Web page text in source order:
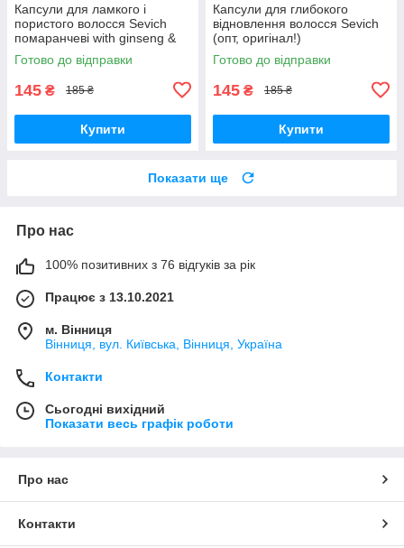
Капсули для ламкого і
пористого волосся Sevich
помаранчеві with ginseng &
honey oil
Готово до відправки
145 ₴ 185 ₴
Купити
Капсули для глибокого
відновлення волосся Sevich
(опт, оригінал!)
Готово до відправки
145 ₴ 185 ₴
Купити
Показати ще
Про нас
100% позитивних з 76 відгуків за рік
Працює з 13.10.2021
м. Вінниця
Вінниця, вул. Київська, Вінниця, Україна
Контакти
Сьогодні вихідний
Показати весь графік роботи
Про нас
Контакти